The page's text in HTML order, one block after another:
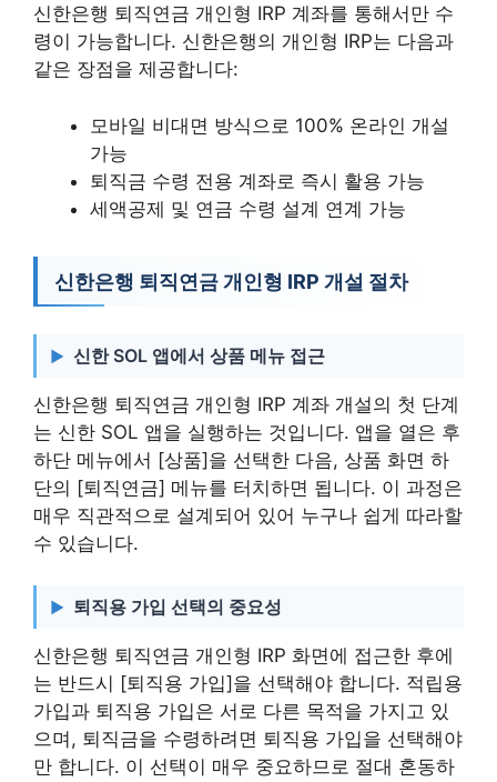
신한은행 퇴직연금 개인형 IRP 계좌를 통해서만 수
령이 가능합니다. 신한은행의 개인형 IRP는 다음과
같은 장점을 제공합니다:
모바일 비대면 방식으로 100% 온라인 개설
가능
퇴직금 수령 전용 계좌로 즉시 활용 가능
세액공제 및 연금 수령 설계 연계 가능
신한은행 퇴직연금 개인형 IRP 개설 절차
신한 SOL 앱에서 상품 메뉴 접근
신한은행 퇴직연금 개인형 IRP 계좌 개설의 첫 단계
는 신한 SOL 앱을 실행하는 것입니다. 앱을 열은 후
하단 메뉴에서 [상품]을 선택한 다음, 상품 화면 하
단의 [퇴직연금] 메뉴를 터치하면 됩니다. 이 과정은
매우 직관적으로 설계되어 있어 누구나 쉽게 따라할
수 있습니다.
퇴직용 가입 선택의 중요성
신한은행 퇴직연금 개인형 IRP 화면에 접근한 후에
는 반드시 [퇴직용 가입]을 선택해야 합니다. 적립용
가입과 퇴직용 가입은 서로 다른 목적을 가지고 있
으며, 퇴직금을 수령하려면 퇴직용 가입을 선택해야
만 합니다. 이 선택이 매우 중요하므로 절대 혼동하